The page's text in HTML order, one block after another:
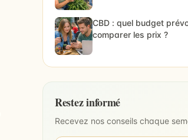
CBD : quel budget
comparer les prix ?
Restez informé
Recevez nos conseils chaque